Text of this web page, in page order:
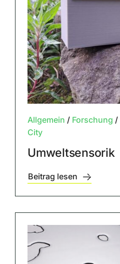
Allgemein / Forschung /
City
Umweltsensorik
Beitrag lesen